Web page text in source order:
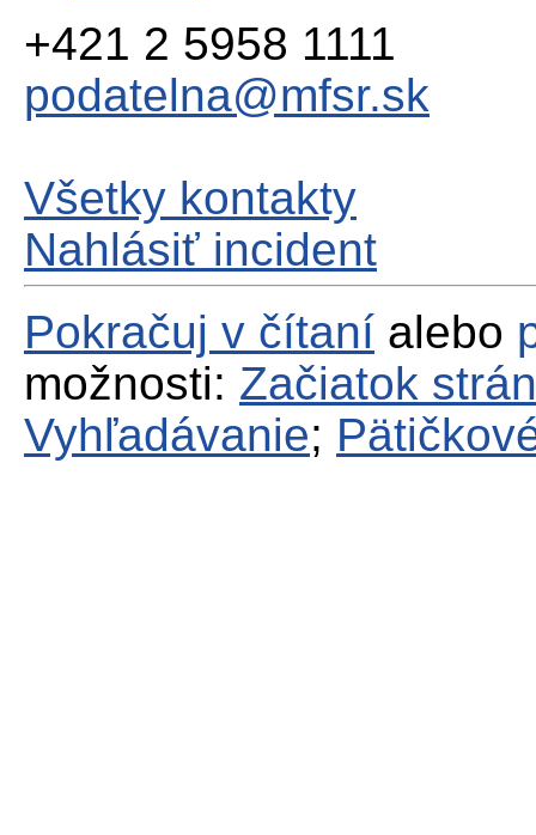
+421 2 5958 1111
podatelna@mfsr.sk
Všetky kontakty
Nahlásiť incident
Pokračuj v čítaní alebo
možnosti: Začiatok
Vyhľadávanie;